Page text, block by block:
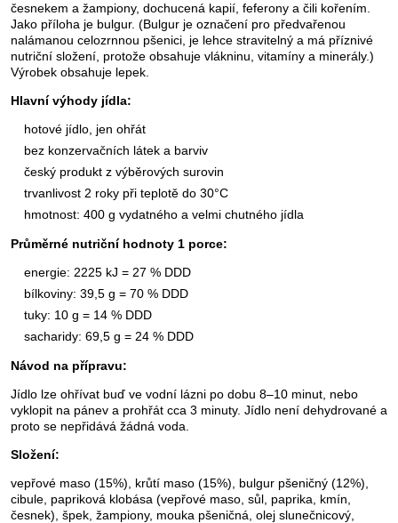
česnekem a žampiony, dochucená kapií, feferony a čili kořením.
Jako příloha je bulgur. (Bulgur je označení pro předvařenou
nalámanou celozrnnou pšenici, je lehce stravitelný a má příznivé
nutriční složení, protože obsahuje vlákninu, vitamíny a minerály.)
Výrobek obsahuje lepek.
Hlavní výhody jídla:
hotové jídlo, jen ohřát
bez konzervačních látek a barviv
český produkt z výběrových surovin
trvanlivost 2 roky při teplotě do 30°C
hmotnost: 400 g vydatného a velmi chutného jídla
Průměrné nutriční hodnoty 1 porce:
energie: 2225 kJ = 27 % DDD
bílkoviny: 39,5 g = 70 % DDD
tuky: 10 g = 14 % DDD
sacharidy: 69,5 g = 24 % DDD
Návod na přípravu:
Jídlo lze ohřívat buď ve vodní lázni po dobu 8–10 minut, nebo
vyklopit na pánev a prohřát cca 3 minuty. Jídlo není dehydrované a
proto se nepřidává žádná voda.
Složení:
vepřové maso (15%), krůtí maso (15%), bulgur pšeničný (12%),
cibule, papriková klobása (vepřové maso, sůl, paprika, kmín,
česnek), špek, žampiony, mouka pšeničná, olej slunečnicový,